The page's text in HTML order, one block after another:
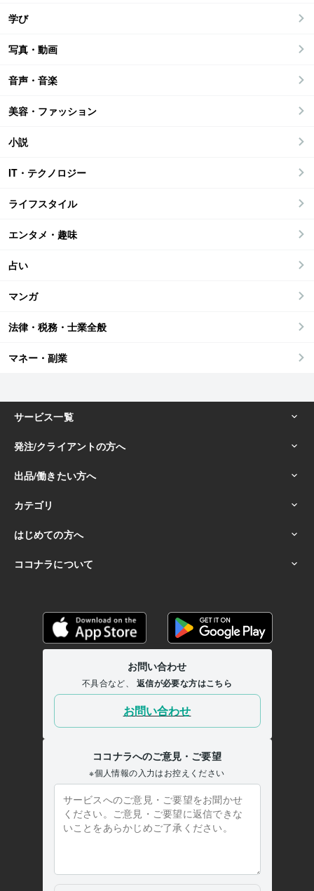
学び
写真・動画
音声・音楽
美容・ファッション
小説
IT・テクノロジー
ライフスタイル
エンタメ・趣味
占い
マンガ
法律・税務・士業全般
マネー・副業